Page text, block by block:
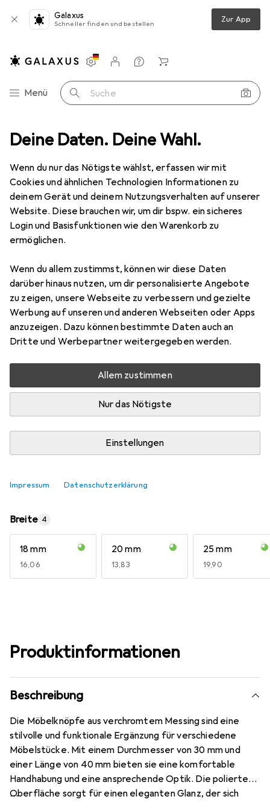
Deine Daten. Deine Wahl.
Wenn du nur das Nötigste wählst, erfassen wir mit
Cookies und ähnlichen Technologien Informationen zu
deinem Gerät und deinem Nutzungsverhalten auf unserer
Website. Diese brauchen wir, um dir bspw. ein sicheres
Login und Basisfunktionen wie den Warenkorb zu
ermöglichen.
Wenn du allem zustimmst, können wir diese Daten
darüber hinaus nutzen, um dir personalisierte Angebote
zu zeigen, unsere Webseite zu verbessern und gezielte
Werbung auf unseren und anderen Webseiten oder Apps
anzuzeigen. Dazu können bestimmte Daten auch an
Dritte und Werbepartner weitergegeben werden.
Allem zustimmen
Nur das Nötigste
Einstellungen
Impressum Datenschutzerklärung
Galaxus
Schneller finden und bestellen Zur App
Navigation nach Kategorien
Menü Suche
Einstellungen
Kundenkonto
Vergleichslisten
Merklisten
Warenkorb
Möbelbeschlag Möbelgriff Omp Porro Möbelknöpfe
Omp PorroMöbelknöpfe
EUR
24,90
Bewertungen Marke
Mehr von Omp Porro
Zwischen Sa, 15.8. und Di, 18.8. geliefert
Lieferort angeben für genaue Lieferzeit
In den Warenkorb
Breite 4
18 mm
EUR
16,06
20 mm
EUR
13,83
25 mm
EUR
19,90
Produktinformationen
Beschreibung
Die Möbelknöpfe aus verchromtem Messing sind eine
stilvolle und funktionale Ergänzung für verschiedene
Möbelstücke. Mit einem Durchmesser von 30 mm und
einer Länge von 40 mm bieten sie eine komfortable
Handhabung und eine ansprechende Optik. Die polierte
Oberfläche sorgt für einen eleganten Glanz, der sich